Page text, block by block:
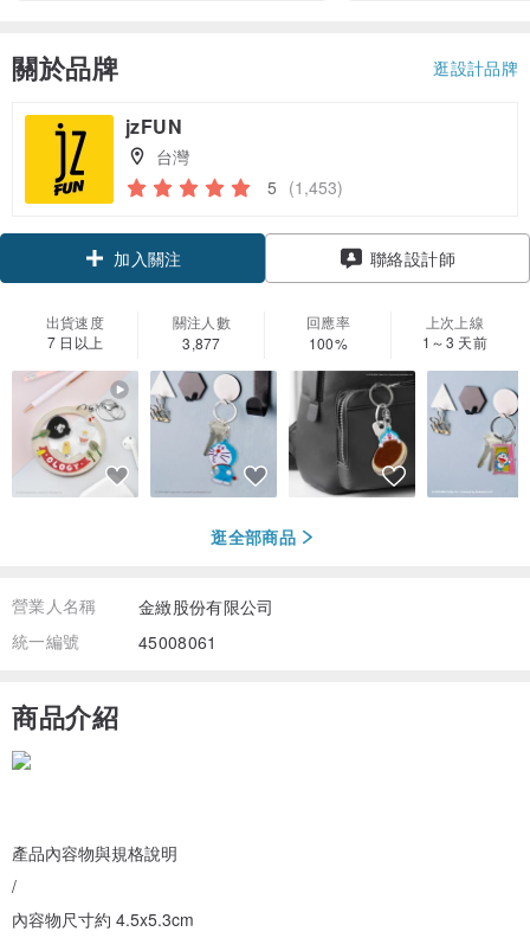
關於品牌 逛設計品牌
jzFUN
台灣
5 (1,453)
加入關注 聯絡設計師
出貨速度
7 日以上
關注人數
3,877
回應率
100%
上次上線
1～3 天前
逛全部商品
營業人名稱
金緻股份有限公司
統一編號
45008061
商品介紹
產品內容物與規格說明
/
內容物尺寸約 4.5x5.3cm